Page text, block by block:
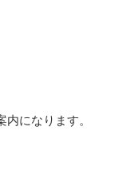
になります。